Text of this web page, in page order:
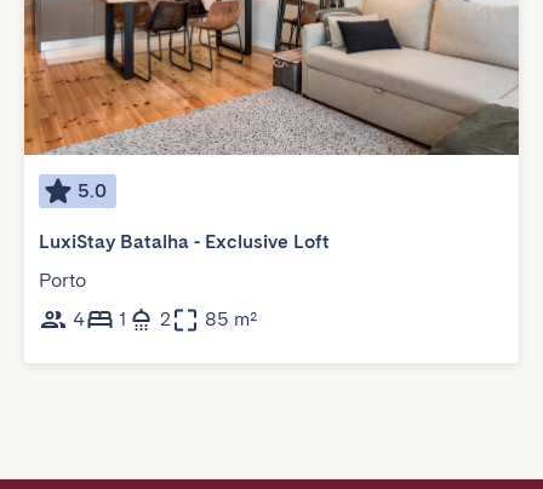
5.0
LuxiStay Batalha - Exclusive Loft
Porto
4
1 2 85 m²